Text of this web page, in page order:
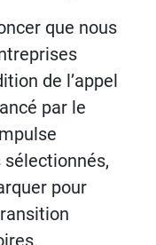
que nous
de l’appel
par le
pour